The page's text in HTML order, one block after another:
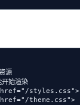
源
始渲染
styles.css">
theme.css">